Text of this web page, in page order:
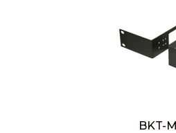
BKT-